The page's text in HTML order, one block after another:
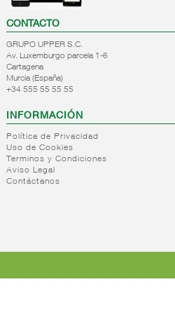
CONTACTO
GRUPO UPPER S.C.
Av. Luxemburgo parcela 1-6
Cartagena
Murcia (España)
+34 555 55 55 55
INFORMACIÓN
Política de Privacidad
Uso de Cookies
Terminos y Condiciones
Aviso Legal
Contáctanos